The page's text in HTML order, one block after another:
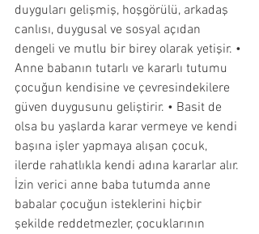
duyguları gelişmiş, hoşgörülü, arkadaş
canlısı, duygusal ve sosyal açıdan
dengeli ve mutlu bir birey olarak yetişir. •
Anne babanın tutarlı ve kararlı tutumu
çocuğun kendisine ve çevresindekilere
güven duygusunu geliştirir. • Basit de
olsa bu yaşlarda karar vermeye ve kendi
başına işler yapmaya alışan çocuk,
ilerde rahatlıkla kendi adına kararlar alır.
İzin verici anne baba tutumda anne
babalar çocuğun isteklerini hiçbir
şekilde reddetmezler, çocuklarının